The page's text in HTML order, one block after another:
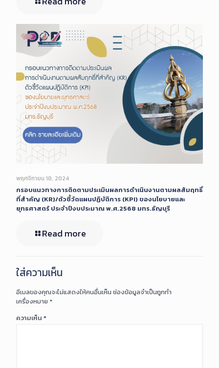
พฤศจิกายน 18, 2024
กรอบแนวทางการติดตามประเมินผลการดำเนินงานตามผลสัมฤทธิ์
ที่สำคัญ (KR)/ตัวชี้วัดแผนปฏิบัติการ (KPI) ของนโยบายและ
ยุทธศาสตร์ ประจำปีงบประมาณ พ.ศ.2568 มทร.ธัญบุรี
Read more
ใส่ความเห็น
อีเมลของคุณจะไม่แสดงให้คนอื่นเห็น ช่องข้อมูลจำเป็นถูกทำ
เครื่องหมาย *
ความเห็น *